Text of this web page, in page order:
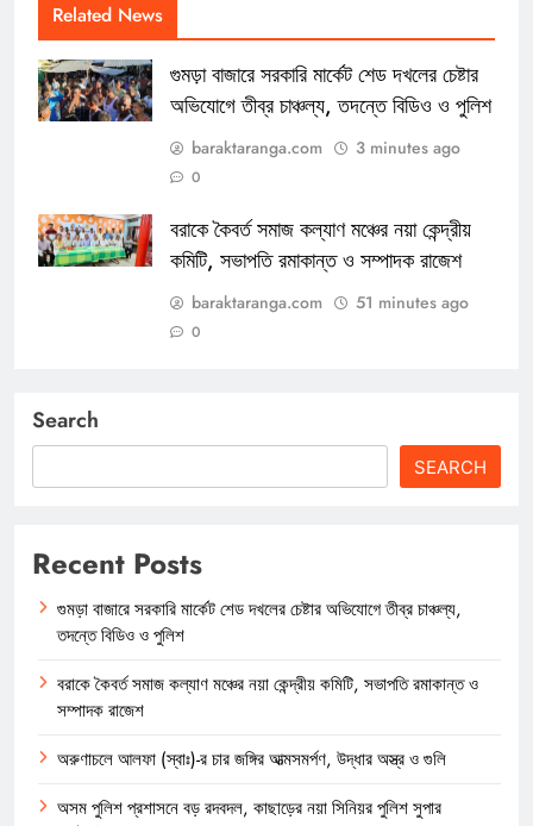
Related News
গুমড়া বাজারে সরকারি মার্কেট শেড দখলের চেষ্টার
অভিযোগে তীব্র চাঞ্চল্য, তদন্তে বিডিও ও পুলিশ
baraktaranga.com 3 minutes ago
0
বরাকে কৈবর্ত সমাজ কল্যাণ মঞ্চের নয়া কেন্দ্রীয়
কমিটি, সভাপতি রমাকান্ত ও সম্পাদক রাজেশ
baraktaranga.com 51 minutes ago
0
Search
SEARCH
Recent Posts
গুমড়া বাজারে সরকারি মার্কেট শেড দখলের চেষ্টার অভিযোগে তীব্র চাঞ্চল্য,
তদন্তে বিডিও ও পুলিশ
বরাকে কৈবর্ত সমাজ কল্যাণ মঞ্চের নয়া কেন্দ্রীয় কমিটি, সভাপতি রমাকান্ত ও
সম্পাদক রাজেশ
অরুণাচলে আলফা (স্বাঃ)-র চার জঙ্গির আত্মসমর্পণ, উদ্ধার অস্ত্র ও গুলি
অসম পুলিশ প্রশাসনে বড় রদবদল, কাছাড়ের নয়া সিনিয়র পুলিশ সুপার